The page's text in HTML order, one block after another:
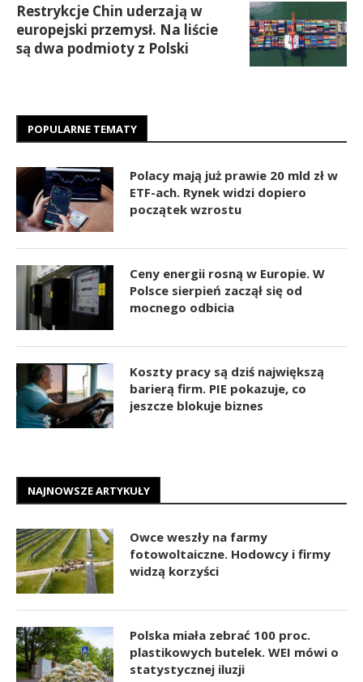
Restrykcje Chin uderzają w
europejski przemysł. Na liście
są dwa podmioty z Polski
POPULARNE TEMATY
Polacy mają już prawie 20 mld zł w
ETF-ach. Rynek widzi dopiero
początek wzrostu
Ceny energii rosną w Europie. W
Polsce sierpień zaczął się od
mocnego odbicia
Koszty pracy są dziś największą
barierą firm. PIE pokazuje, co
jeszcze blokuje biznes
NAJNOWSZE ARTYKUŁY
Owce weszły na farmy
fotowoltaiczne. Hodowcy i firmy
widzą korzyści
Polska miała zebrać 100 proc.
plastikowych butelek. WEI mówi o
statystycznej iluzji